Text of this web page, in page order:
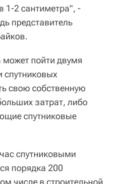
1-2 сантиметра", -
представитель
пойти двумя
спутниковых
свою собственную
затрат, либо
спутниковые
спутниковыми
порядка 200
числе в строительной